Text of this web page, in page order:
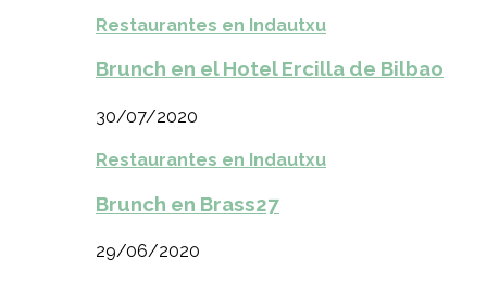
Restaurantes en Indautxu
Brunch en el Hotel Ercilla de Bilbao
30/07/2020
Restaurantes en Indautxu
Brunch en Brass27
29/06/2020